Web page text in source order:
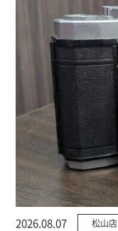
2026.08.07 松山店